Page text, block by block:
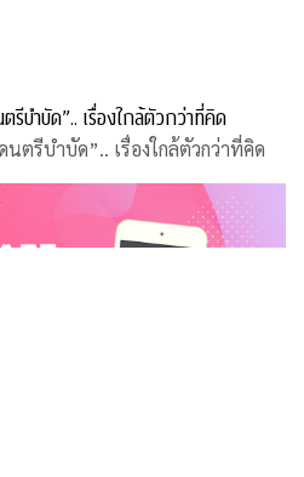
บำบัด”.. เรื่องใกล้ตัวกว่าที่คิด
ตรีบำบัด”.. เรื่องใกล้ตัวกว่าที่คิด